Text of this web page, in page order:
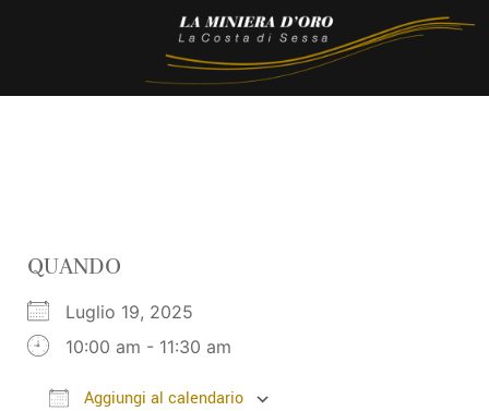
QUANDO
Luglio 19, 2025
10:00 am - 11:30 am
Aggiungi al calendario